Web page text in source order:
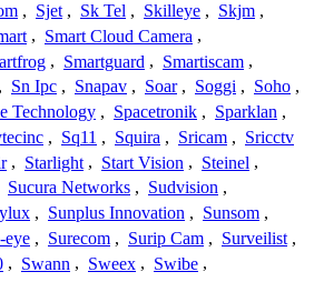
, Sjet , Sk Tel , Skilleye , Skjm ,
, Smart Cloud Camera ,
, Smartguard , Smartiscam ,
, Sn Ipc , Snapav , Soar , Soggi , Soho ,
Technology , Spacetronik , Sparklan ,
, Sq11 , Squira , Sricam , Sricctv
, Starlight , Start Vision , Steinel ,
Sucura Networks , Sudvision ,
, Sunplus Innovation , Sunsom ,
eye , Surecom , Surip Cam , Surveilist ,
, Swann , Sweex , Swibe ,